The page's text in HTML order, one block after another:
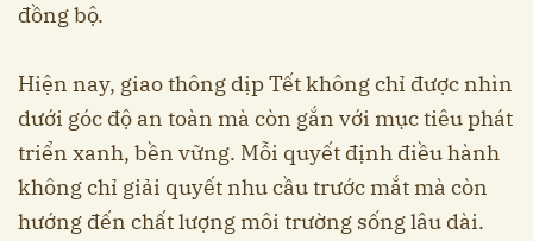
đồng bộ.
Hiện nay, giao thông dịp Tết không chỉ được nhìn
dưới góc độ an toàn mà còn gắn với mục tiêu phát
triển xanh, bền vững. Mỗi quyết định điều hành
không chỉ giải quyết nhu cầu trước mắt mà còn
hướng đến chất lượng môi trường sống lâu dài.